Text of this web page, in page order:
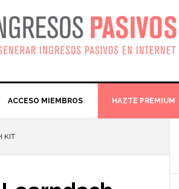
ACCESO MIEMBROS HAZTE PREMIUM
KIT